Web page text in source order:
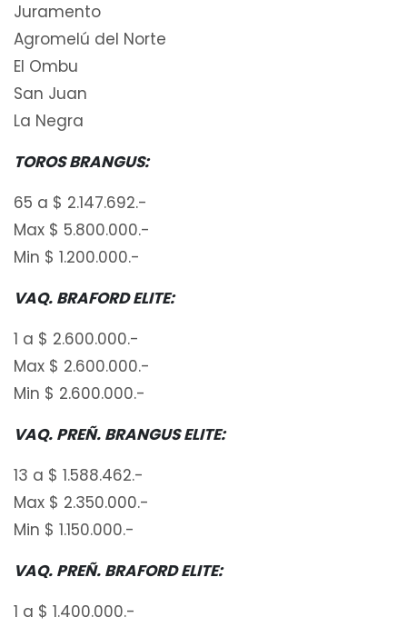
Juramento
Agromelú del Norte
El Ombu
San Juan
La Negra
TOROS BRANGUS:
65 a $ 2.147.692.-
Max $ 5.800.000.-
Min $ 1.200.000.-
VAQ. BRAFORD ELITE:
1 a $ 2.600.000.-
Max $ 2.600.000.-
Min $ 2.600.000.-
VAQ. PREÑ. BRANGUS ELITE:
13 a $ 1.588.462.-
Max $ 2.350.000.-
Min $ 1.150.000.-
VAQ. PREÑ. BRAFORD ELITE:
1 a $ 1.400.000.-